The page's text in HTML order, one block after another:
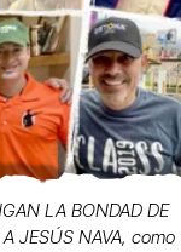
LA BONDAD DE
JESÚS NAVA, como